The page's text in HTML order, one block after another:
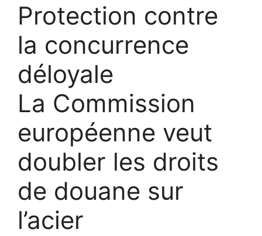
Protection contre
la concurrence
déloyale
La Commission
européenne veut
doubler les droits
de douane sur
l’acier